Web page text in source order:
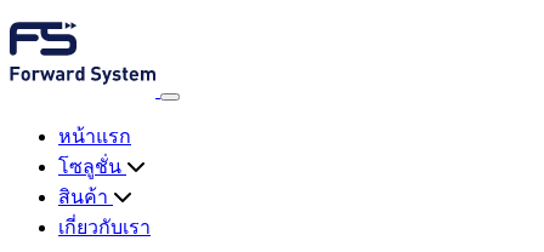
หน้าแรก
โซลูชั่น
สินค้า
เกี่ยวกับเรา